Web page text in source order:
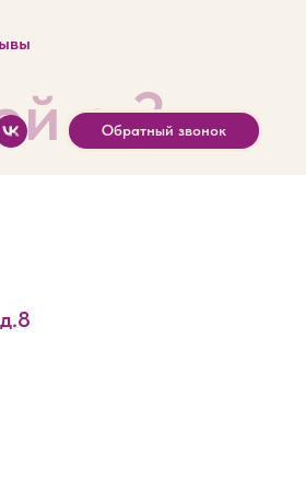
Обратный звонок
с 3